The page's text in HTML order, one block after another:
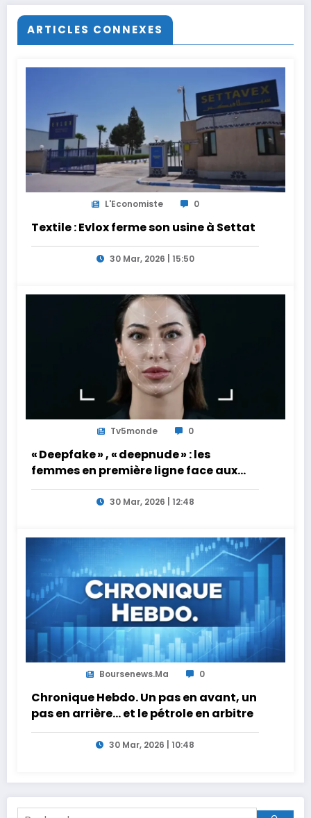
ARTICLES CONNEXES
L'Economiste 0
Textile : Evlox ferme son usine à Settat
30 Mar, 2026 | 15:50
Tv5monde 0
« Deepfake » , « deepnude » : les
femmes en première ligne face aux
dangers de l’intelligence artificielle
30 Mar, 2026 | 12:48
Boursenews.ma 0
Chronique Hebdo. Un pas en avant, un
pas en arrière… et le pétrole en arbitre
30 Mar, 2026 | 10:48